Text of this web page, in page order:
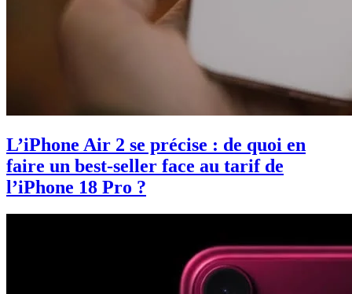
L’iPhone Air 2 se précise : de quoi en
faire un best-seller face au tarif de
l’iPhone 18 Pro ?